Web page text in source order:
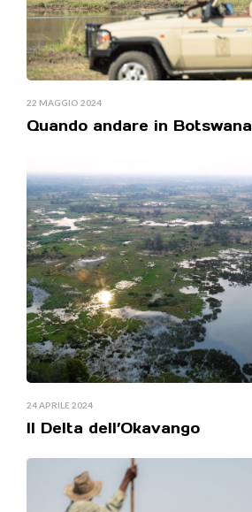
22 MAGGIO 2024
Quando andare in Botswana
24 APRILE 2024
Il Delta dell’Okavango